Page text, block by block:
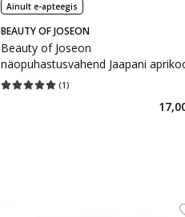
Ainult e-apteegis
BEAUTY OF JOSEON
Beauty of Joseon
näopuhastusvahend Jaapani
ja mungoa seemne ekstraktiga 100
(1)
Keskmine hinnang 5.00